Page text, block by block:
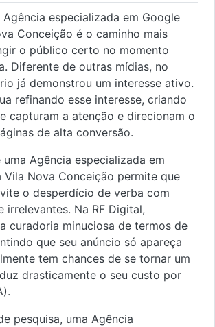
especializada em Google
Conceição é o caminho mais
o público certo no momento
Diferente de outras mídias, no
já demonstrou um interesse ativo.
refinando esse interesse, criando
capturam a atenção e direcionam o
de alta conversão.
Agência especializada em
Vila Nova Conceição permite que
o desperdício de verba com
irrelevantes. Na RF Digital,
curadoria minuciosa de termos de
que seu anúncio só apareça
tem chances de se tornar um
drasticamente o seu custo por
pesquisa, uma Agência